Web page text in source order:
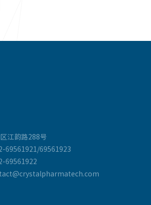
江韵路288号
69561921/69561923
69561922